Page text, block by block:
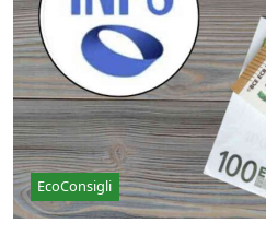
EcoConsigli